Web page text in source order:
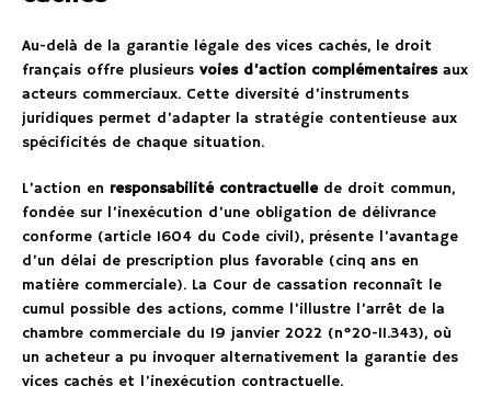
Au-delà de la garantie légale des vices cachés, le droit
français offre plusieurs voies d’action complémentairesaux
acteurs commerciaux. Cette diversité d’instruments
juridiques permet d’adapter la stratégie contentieuse aux
spécificités de chaque situation.
L’action en responsabilité contractuellede droit commun,
fondée sur l’inexécution d’une obligation de délivrance
conforme (article 1604 du Code civil), présente l’avantage
d’un délai de prescription plus favorable (cinq ans en
matière commerciale). La Cour de cassation reconnaît le
cumul possible des actions, comme l’illustre l’arrêt de la
chambre commerciale du 19 janvier 2022 (n°20-11.343), où
un acheteur a pu invoquer alternativement la garantie des
vices cachés et l’inexécution contractuelle.